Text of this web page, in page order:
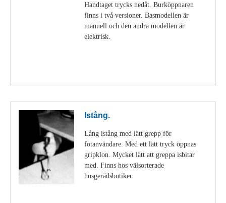
Handtaget trycks nedåt. Burköppnaren
finns i två versioner. Basmodellen är
manuell och den andra modellen är
elektrisk.
Istång.
Lång istång med lätt grepp för
fotanvändare. Med ett lätt tryck öppnas
gripklon. Mycket lätt att greppa isbitar
med. Finns hos välsorterade
husgerådsbutiker.